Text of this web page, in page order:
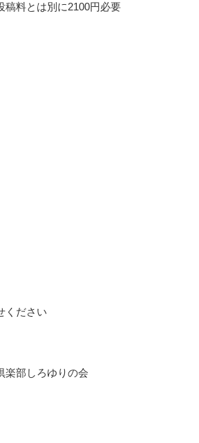
料とは別に2100円必要
ください
楽部しろゆりの会